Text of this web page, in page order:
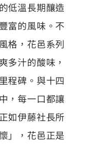
低溫長期釀造
富的風味。不
格，花邑系列
多汁的酸味，
程碑。與十四
，每一口都讓
如伊藤社長所
」，花邑正是